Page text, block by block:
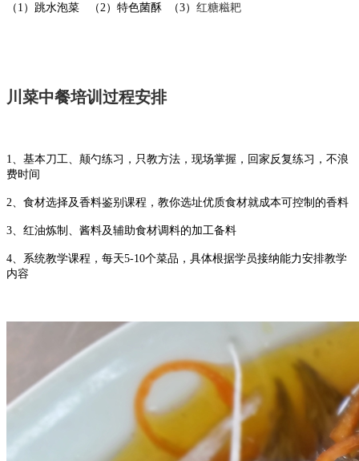
（1）跳水泡菜 （2）特色菌酥 （3） 红糖糍耙
川菜中餐培训过程安排
1、基本刀工、颠勺练习，只教方法，现场掌握，回家反复练习，不浪
费时间
2、食材选择及香料鉴别课程，教你选址优质食材就成本可控制的香料
3、红油炼制、酱料及辅助食材调料的加工备料
4、系统教学课程，每天5-10个菜品，具体根据学员接纳能力安排教学
内容